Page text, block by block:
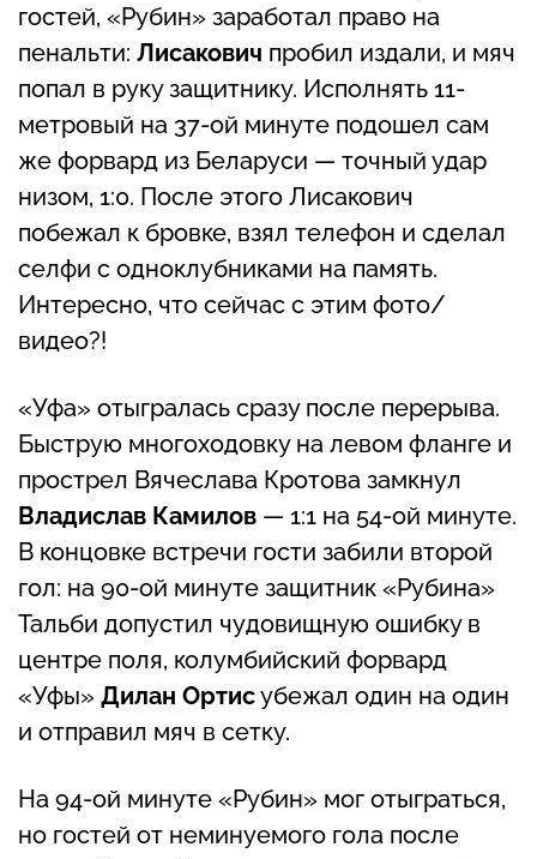
гостей, «Рубин» заработал право на
пенальти: Лисакович пробил издали, и мяч
попал в руку защитнику. Исполнять 11-
метровый на 37-ой минуте подошел сам
же форвард из Беларуси — точный удар
низом, 1:0. После этого Лисакович
побежал к бровке, взял телефон и сделал
селфи с одноклубниками на память.
Интересно, что сейчас с этим фото/
видео?!
«Уфа» отыгралась сразу после перерыва.
Быструю многоходовку на левом фланге и
прострел Вячеслава Кротова замкнул
Владислав Камилов — 1:1 на 54-ой минуте.
В концовке встречи гости забили второй
гол: на 90-ой минуте защитник «Рубина»
Тальби допустил чудовищную ошибку в
центре поля, колумбийский форвард
«Уфы» Дилан Ортисубежал один на один
и отправил мяч в сетку.
На 94-ой минуте «Рубин» мог отыграться,
но гостей от неминуемого гола после